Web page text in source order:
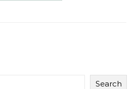
Search